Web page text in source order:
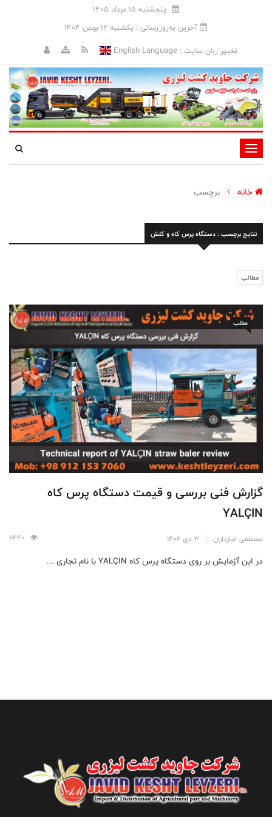
پنجشنبه 15 مرداد 1405
آخرین به‌روزرسانی : يکشنبه 12 بهمن 1404
تغییر زبان سایت :English Language
تغییر
وضعیت
ناوبری
خانه برچسب
نتایج برچسب : دستگاه پرس کاه و کلش
مطالب
مطلب
گزارش فنی بررسی و قیمت دستگاه پرس کاه
YALÇIN
مصطفی انبارداران 3 دی 1402
در این آزمایش بر روی دستگاه پرس کاه YALÇIN با نام تجاری ...